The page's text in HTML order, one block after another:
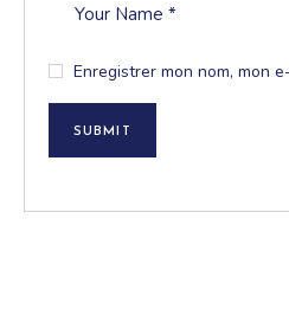
Enregistrer mon nom, mon
SUBMIT